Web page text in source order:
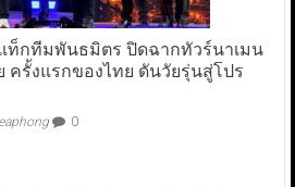
ท็กทีมพันธมิตร ปิดฉากทัวร์นาเมน
ครั้งแรกของไทย ดันวัยรุ่นสู่โปร
0